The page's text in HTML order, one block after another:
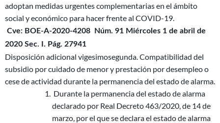
adoptan medidas urgentes complementarias en el ámbito
social y económico para hacer frente al COVID-19.
Cve: BOE-A-2020-4208 Núm. 91 Miércoles 1 de abril de
2020 Sec. I. Pág. 27941
Disposición adicional vigesimosegunda. Compatibilidad del
subsidio por cuidado de menor y prestación por desempleo o
cese de actividad durante la permanencia del estado de alarma.
Durante la permanencia del estado de alarma
declarado por Real Decreto 463/2020, de 14 de
marzo, por el que se declara el estado de alarma